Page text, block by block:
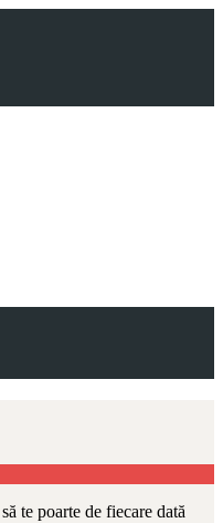
te poarte de fiecare dată